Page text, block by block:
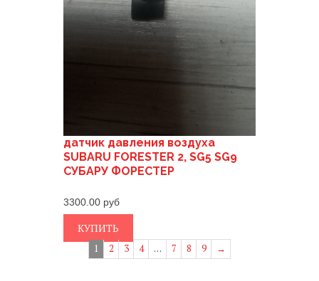
датчик давления воздуха
SUBARU FORESTER 2, SG5 SG9
СУБАРУ ФОРЕСТЕР
3300.00
КУПИТЬ
1 2 3 4 … 7 8 9 →